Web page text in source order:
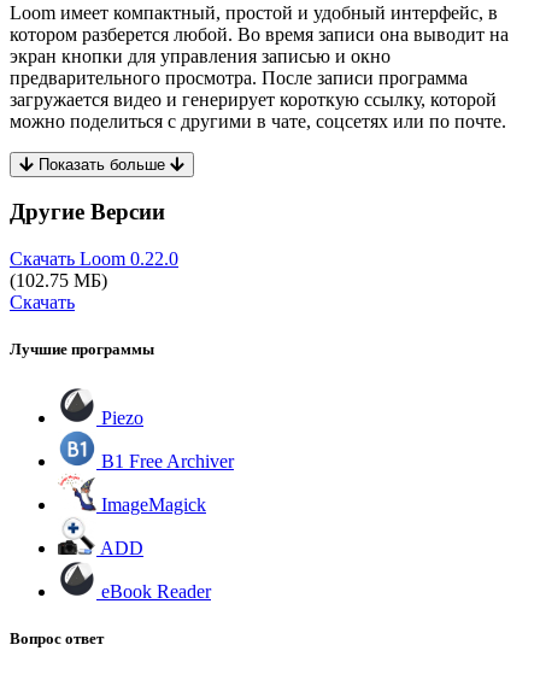
Loom имеет компактный, простой и удобный интерфейс, в
котором разберется любой. Во время записи она выводит на
экран кнопки для управления записью и окно
предварительного просмотра. После записи программа
загружается видео и генерирует короткую ссылку, которой
можно поделиться с другими в чате, соцсетях или по почте.
Показать больше
Другие Версии
Скачать Loom 0.22.0
(102.75 МБ)
Скачать
Лучшие программы
Piezo
B1 Free Archiver
ImageMagick
ADD
eBook Reader
Вопрос ответ